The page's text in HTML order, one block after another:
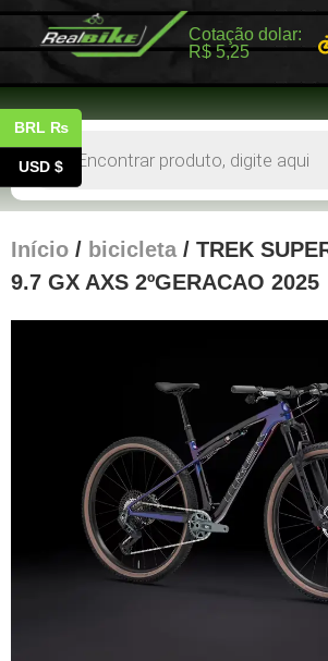
Cotação dolar:
R$ 5,25
Início / bicicleta / TREK
9.7 GX AXS 2ºGERACAO 2025
BRL ₨
USD $